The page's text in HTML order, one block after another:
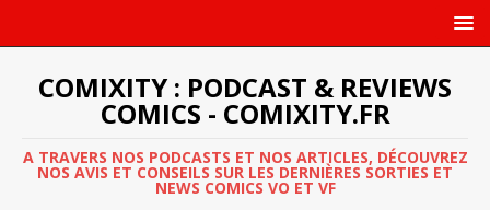
COMIXITY : PODCAST & REVIEWS
COMICS - COMIXITY.FR
A TRAVERS NOS PODCASTS ET NOS ARTICLES, DÉCOUVREZ
NOS AVIS ET CONSEILS SUR LES DERNIÈRES SORTIES ET
NEWS COMICS VO ET VF